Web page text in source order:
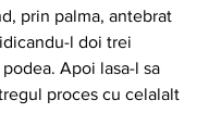
prin palma, antebrat
l doi trei
Apoi lasa-l sa
proces cu celalalt